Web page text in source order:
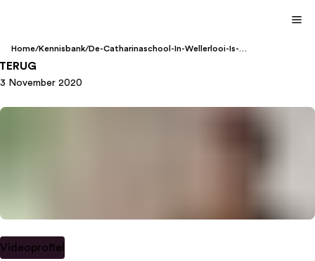
Home/Kennisbank/De-Catharinaschool-In-Wellerlooi-Is-
3 November 2020
Videoprofiel